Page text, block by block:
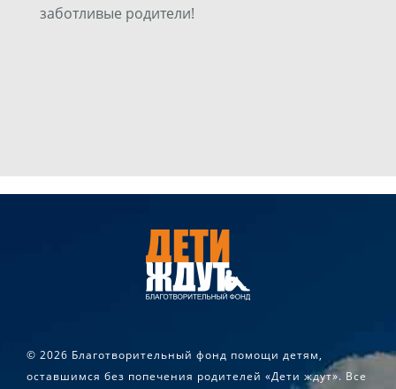
заботливые родители!
© 2026 Благотворительный фонд помощи детям,
оставшимся без попечения родителей «Дети ждут». Все